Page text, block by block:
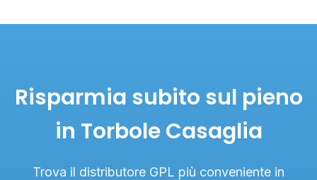
Risparmia subito sul pieno
in Torbole Casaglia
Trova il distributore GPL più conveniente in